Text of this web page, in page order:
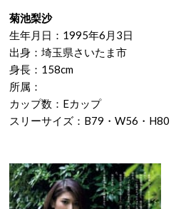
菊池梨沙
生年月日：1995年6月3日
出身：埼玉県さいたま市
身長：158cm
所属：
カップ数：Eカップ
スリーサイズ：‎B79・W56・H80